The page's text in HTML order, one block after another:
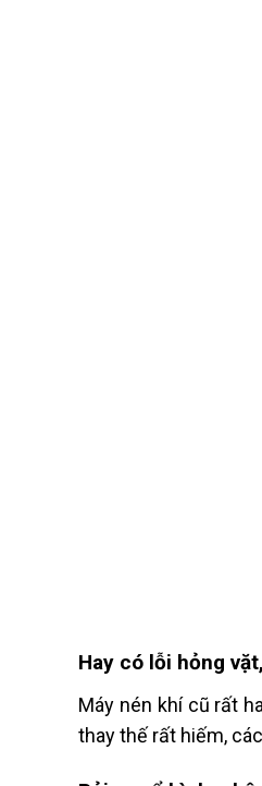
Hay có lỗi hỏng
Máy nén khí cũ rất
thay thế rất hiếm,